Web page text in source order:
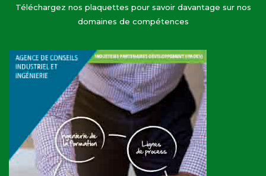
Téléchargez nos plaquettes pour savoir davantage sur nos
domaines de compétences